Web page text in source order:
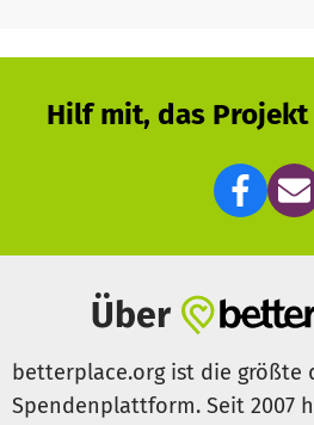
LIEBE FREUNDE, FÜR ALL DIESE
Hilf mit, das
Über
betterplace.org ist die größte
Spendenplattform. Seit 2007